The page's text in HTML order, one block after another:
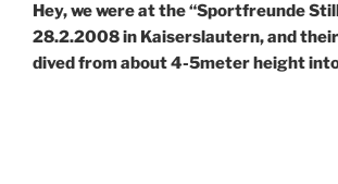
Hey, we were at the “Sportfreunde
28.2.2008 in Kaiserslautern, and
dived from about 4-5meter height